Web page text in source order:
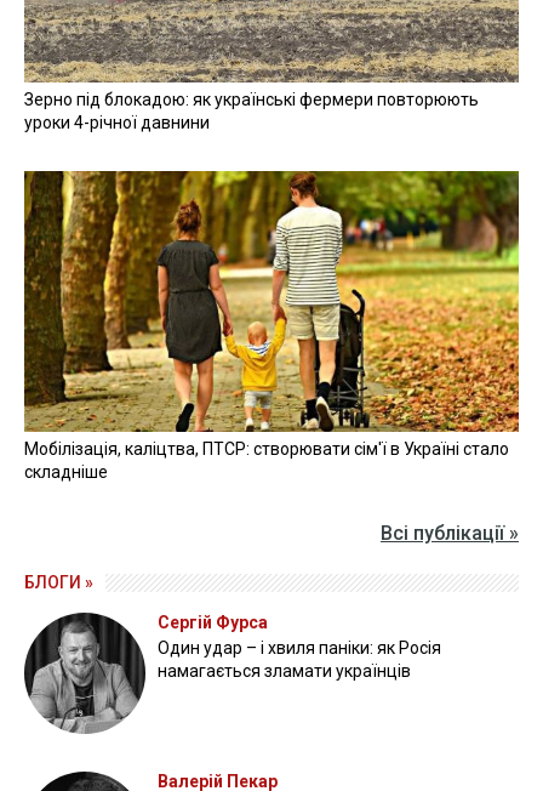
Зерно під блокадою: як українські фермери повторюють
уроки 4-річної давнини
Мобілізація, каліцтва, ПТСР: створювати сім'ї в Україні стало
складніше
Всі публікації »
БЛОГИ »
Сергій Фурса
Один удар – і хвиля паніки: як Росія
намагається зламати українців
Валерій Пекар